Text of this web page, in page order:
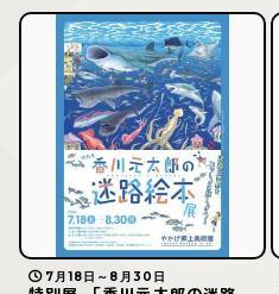
7月18日～8月30日